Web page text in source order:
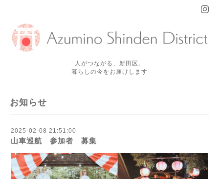
人がつながる、新田区。
暮らしの今をお届けします
お知らせ
2025-02-08 21:51:00
山車巡航 参加者 募集